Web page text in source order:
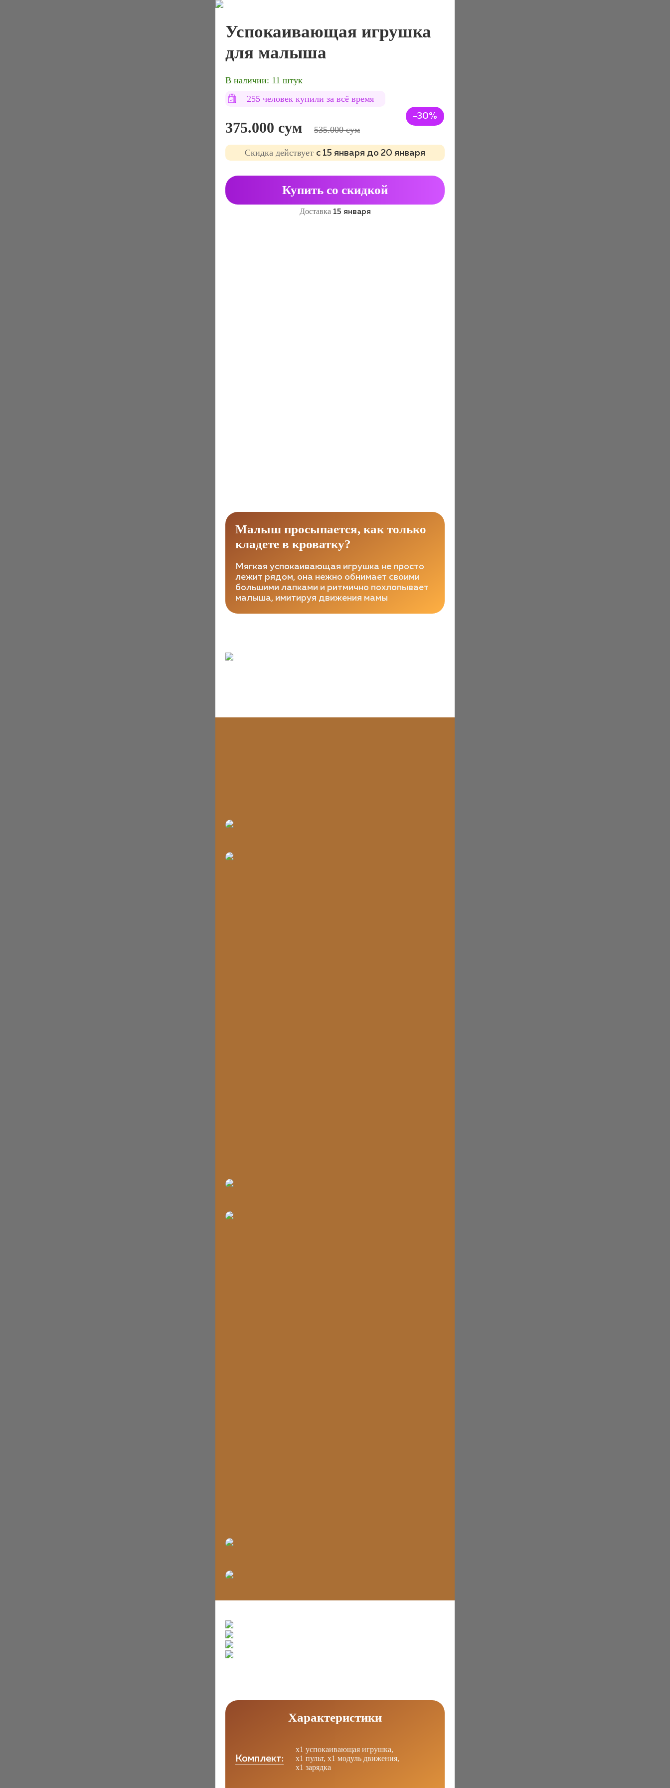
Успокаивающая игрушка
для малыша
В наличии: 11 штук
255 человек купили за всё время
375.000 сум 535.000 сум
-30%
Cкидка действует с 15 января до 20 января
Купить со скидкой
Доставка 15 января
Малыш просыпается, как только
кладете в кроватку?
Мягкая успокаивающая игрушка не просто
лежит рядом, она нежно обнимает своими
большими лапками и ритмично похлопывает
малыша, имитируя движения мамы
Характеристики
Комплект:
х1 успокаивающая игрушка,
х1 пульт, x1 модуль движения,
х1 зарядка